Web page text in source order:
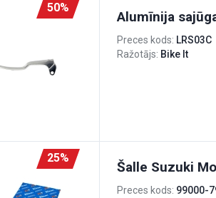
50%
Alumīnija
Preces kods: LRS03C
Ražotājs: Bike It
25%
Šalle Suzuki
Preces kods: 99000-